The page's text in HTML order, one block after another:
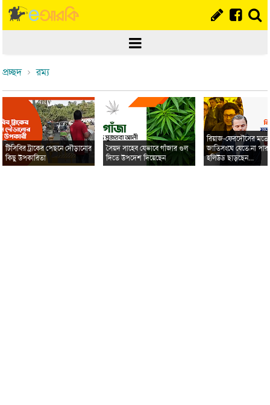
প্রচ্ছদ রম্য
টিসিবির ট্রাকের পেছনে দৌড়ানোর
কিছু উপকারিতা
সৈয়দ সাহেব যেভাবে গাঁজার গুল
দিতে উপদেশ দিয়েছেন
রিয়াজ-ফেরদৌসের মতো
জাতিসংঘে যেতে না
হলিউড ছাড়ছেন...